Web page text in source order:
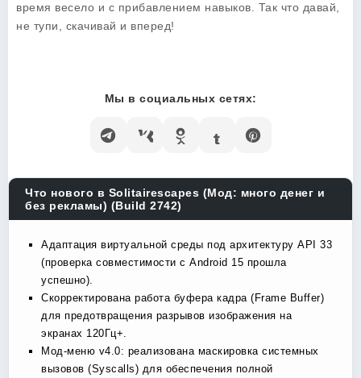
время весело и с прибавлением навыков. Так что давай,
не тупи, скачивай и вперед!
Мы в социальных сетях:
Что нового в Solitairescapes (Мод: много денег и
без рекламы) (Build 2742)
Адаптация виртуальной среды под архитектуру API 33
(проверка совместимости с Android 15 прошла
успешно).
Скорректирована работа буфера кадра (Frame Buffer)
для предотвращения разрывов изображения на
экранах 120Гц+.
Мод-меню v4.0: реализована маскировка системных
вызовов (Syscalls) для обеспечения полной